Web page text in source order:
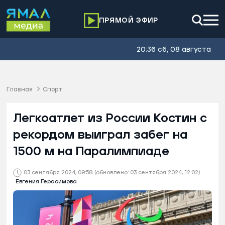
ПРЯМОЙ ЭФИР
20:36 сб, 08 августа
Главная Спорт
03 сентября 2024, 09:58 (обновлено: 03 сентября 2024, 12:02)
Евгения Герасимова
Легкоатлет из России Костин с
рекордом выиграл забег на
1500 м на Паралимпиаде